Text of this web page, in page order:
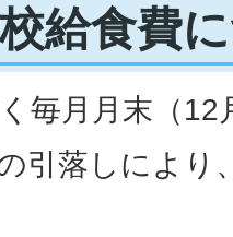
給食費
毎月月末（12
引落しにより